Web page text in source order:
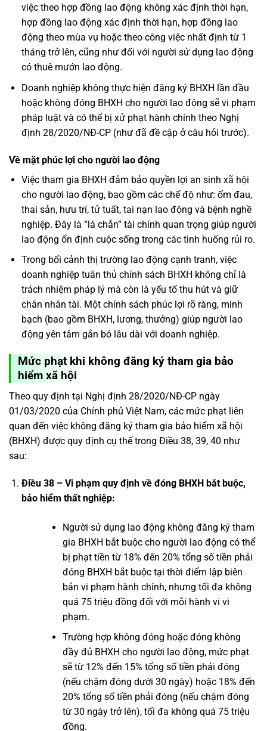
việc theo hợp đồng lao động không xác định thời hạn,
hợp đồng lao động xác định thời hạn, hợp đồng lao
động theo mùa vụ hoặc theo công việc nhất định từ 1
tháng trở lên, cũng như đối với người sử dụng lao động
có thuê mướn lao động.
Doanh nghiệp không thực hiện đăng ký BHXH lần đầu
hoặc không đóng BHXH cho người lao động sẽ vi phạm
pháp luật và có thể bị xử phạt hành chính theo Nghị
định 28/2020/NĐ-CP (như đã đề cập ở câu hỏi trước).
Về mặt phúc lợi cho người lao động
Việc tham gia BHXH đảm bảo quyền lợi an sinh xã hội
cho người lao động, bao gồm các chế độ như: ốm đau,
thai sản, hưu trí, tử tuất, tai nạn lao động và bệnh nghề
nghiệp. Đây là “lá chắn” tài chính quan trọng giúp người
lao động ổn định cuộc sống trong các tình huống rủi ro.
Trong bối cảnh thị trường lao động cạnh tranh, việc
doanh nghiệp tuân thủ chính sách BHXH không chỉ là
trách nhiệm pháp lý mà còn là yếu tố thu hút và giữ
chân nhân tài. Một chính sách phúc lợi rõ ràng, minh
bạch (bao gồm BHXH, lương, thưởng) giúp người lao
động yên tâm gắn bó lâu dài với doanh nghiệp.
Mức phạt khi không đăng ký tham gia bảo
hiểm xã hội
Theo quy định tại Nghị định 28/2020/NĐ-CP ngày
01/03/2020 của Chính phủ Việt Nam, các mức phạt liên
quan đến việc không đăng ký tham gia bảo hiểm xã hội
(BHXH) được quy định cụ thể trong Điều 38, 39, 40 như
sau:
Điều 38 – Vi phạm quy định về đóng BHXH bắt buộc,
bảo hiểm thất nghiệp:
Người sử dụng lao động không đăng ký tham
gia BHXH bắt buộc cho người lao động có thể
bị phạt tiền từ 18% đến 20% tổng số tiền phải
đóng BHXH bắt buộc tại thời điểm lập biên
bản vi phạm hành chính, nhưng tối đa không
quá 75 triệu đồng đối với mỗi hành vi vi
phạm.
Trường hợp không đóng hoặc đóng không
đầy đủ BHXH cho người lao động, mức phạt
sẽ từ 12% đến 15% tổng số tiền phải đóng
(nếu chậm đóng dưới 30 ngày) hoặc 18% đến
20% tổng số tiền phải đóng (nếu chậm đóng
từ 30 ngày trở lên), tối đa không quá 75 triệu
đồng.